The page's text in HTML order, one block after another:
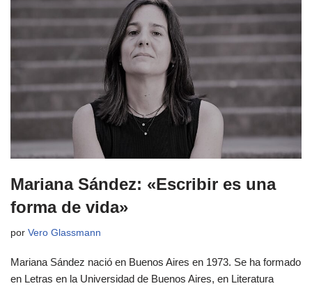
Mariana Sández: «Escribir es una
forma de vida»
por Vero Glassmann
Mariana Sández nació en Buenos Aires en 1973. Se ha formado
en Letras en la Universidad de Buenos Aires, en Literatura